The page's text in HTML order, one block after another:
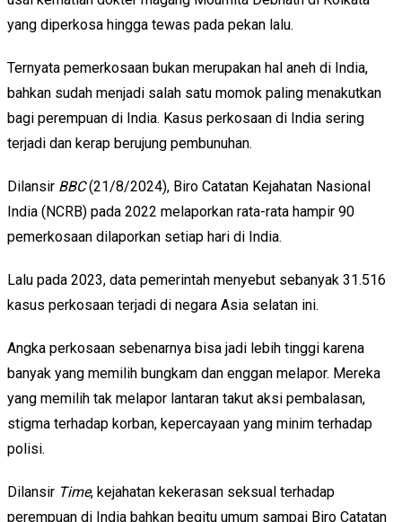
yang diperkosa hingga tewas pada pekan lalu.
Ternyata pemerkosaan bukan merupakan hal aneh di India,
bahkan sudah menjadi salah satu momok paling menakutkan
bagi perempuan di India. Kasus perkosaan di India sering
terjadi dan kerap berujung pembunuhan.
Dilansir BBC(21/8/2024), Biro Catatan Kejahatan Nasional
India (NCRB) pada 2022 melaporkan rata-rata hampir 90
pemerkosaan dilaporkan setiap hari di India.
Lalu pada 2023, data pemerintah menyebut sebanyak 31.516
kasus perkosaan terjadi di negara Asia selatan ini.
Angka perkosaan sebenarnya bisa jadi lebih tinggi karena
banyak yang memilih bungkam dan enggan melapor. Mereka
yang memilih tak melapor lantaran takut aksi pembalasan,
stigma terhadap korban, kepercayaan yang minim terhadap
polisi.
Dilansir Time, kejahatan kekerasan seksual terhadap
perempuan di India bahkan begitu umum sampai Biro Catatan